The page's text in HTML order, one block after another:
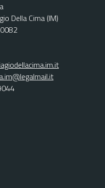
Della Cima (IM)